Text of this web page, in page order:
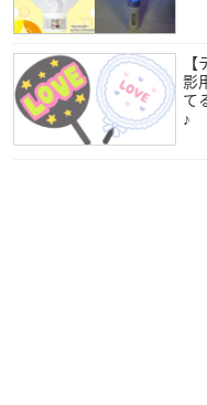
影
て
♪